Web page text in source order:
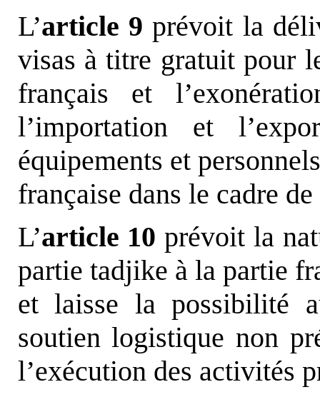
L’article 9 prévoit la
visas à titre gratuit pour
français et
l’importation et
équipements et
française dans le cadre
L’article 10 prévoit la
partie tadjike à la partie
et laisse la possibilité
soutien logistique non
l’exécution des activités